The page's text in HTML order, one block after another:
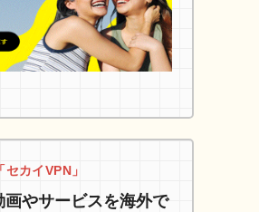
カイVPN」
画やサービスを海外で